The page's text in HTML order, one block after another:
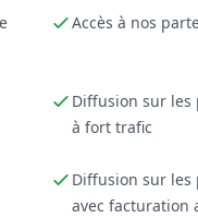
Accès à nos
Diffusion sur
à fort trafic
Diffusion sur les
avec facturation